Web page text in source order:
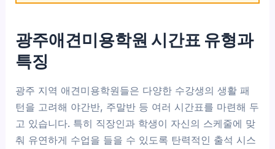
광주애견미용학원 시간표 유형과
특징
광주 지역 애견미용학원들은 다양한 수강생의 생활 패
턴을 고려해 야간반, 주말반 등 여러 시간표를 마련해 두
고 있습니다. 특히 직장인과 학생이 자신의 스케줄에 맞
춰 유연하게 수업을 들을 수 있도록 탄력적인 출석 시스